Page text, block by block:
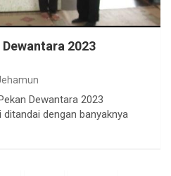
2023
Dewantara 2023
dengan banyaknya